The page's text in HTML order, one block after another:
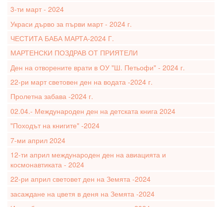
3-ти март - 2024
Украси дърво за първи март - 2024 г.
ЧЕСТИТА БАБА МАРТА-2024 Г.
МАРТЕНСКИ ПОЗДРАВ ОТ ПРИЯТЕЛИ
Ден на отворените врати в ОУ "Ш. Петьофи" - 2024 г.
22-ри март световен ден на водата -2024 г.
Пролетна забава -2024 г.
02.04.- Международен ден на детската книга 2024
"Походът на книгите" -2024
7-ми април 2024
12-ти април международен ден на авиацията и
космонавтиката - 2024
22-ри април световет ден на Земята -2024
засаждане на цветя в деня на Земята -2024